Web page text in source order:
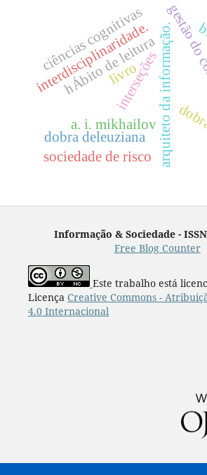
interdisciplinaridade.arquiteto da informação.
interseções
ciências cognitivas
a. i. mikhailov
dobra deleuziana
hÁbito de leitura
livro
sociedade de risco
Informação & Sociedade -
Free Blog Counter
Este trabalho está
Licença Creative Commons -
4.0 Internacional